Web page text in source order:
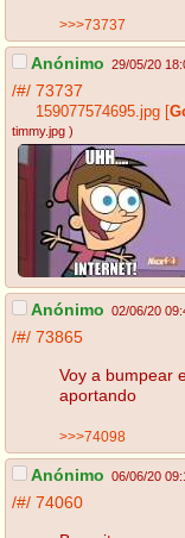
>>>73737
Anónimo 29/05/20
/#/ 73737
159077574695.jpg
timmy.jpg )
Anónimo 02/06/20
/#/ 73865
Voy a bumpear
aportando
>>>74098
Anónimo 06/06/20
/#/ 74060